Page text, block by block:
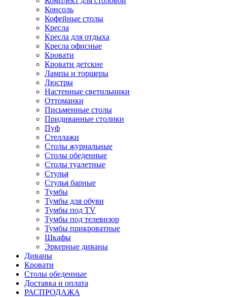
Консоль
Кофейные столы
Кресла
Кресла для отдыха
Кресла офисные
Кровати
Кровати детские
Лампы и торшеры
Люстры
Настенные светильники
Оттоманки
Письменные столы
Придиванные столики
Пуф
Стеллажи
Столы журнальные
Столы обеденные
Столы туалетные
Стулья
Стулья барные
Тумбы
Тумбы для обуви
Тумбы под TV
Тумбы под телевизор
Тумбы прикроватные
Шкафы
Эркерные диваны
Диваны
Кровати
Столы обеденные
Доставка и оплата
РАСПРОДАЖА